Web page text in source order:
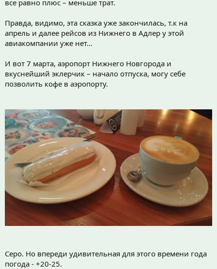
все равно плюс – меньше трат.
Правда, видимо, эта сказка уже закончилась, т.к на
апрель и далее рейсов из Нижнего в Адлер у этой
авиакомпании уже нет…
И вот 7 марта, аэропорт Нижнего Новгорода и
вкуснейший эклерчик – начало отпуска, могу себе
позволить кофе в аэропорту.
Серо. Но впереди удивительная для этого времени года
погода - +20-25.